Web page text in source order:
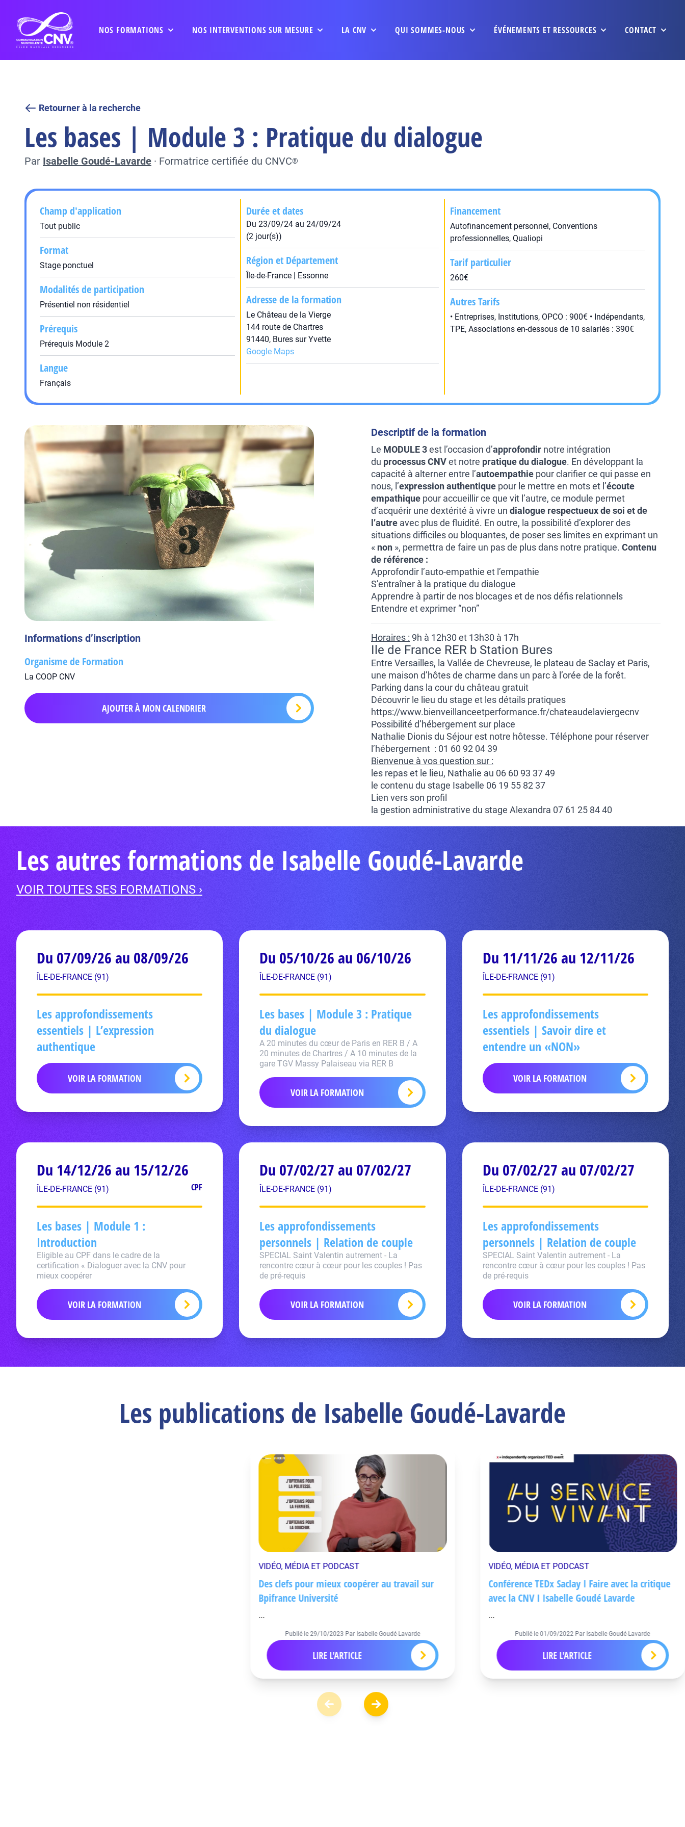
NOS FORMATIONS NOS INTERVENTIONS SUR MESURE LA CNV QUI SOMMES-NOUS ÉVÉNEMENTS ET RESSOURCES CONTACT
Retourner à la recherche
Les bases | Module 3 : Pratique du dialogue
Par Isabelle Goudé-Lavarde · Formatrice certifiée du CNVC®
Champ d'application
Tout public
Format
Stage ponctuel
Modalités de participation
Présentiel non résidentiel
Prérequis
Prérequis Module 2
Langue
Français
Durée et dates
Du 23/09/24 au 24/09/24
(2 jour(s))
Région et Département
Île-de-France | Essonne
Adresse de la formation
Le Château de la Vierge
144 route de Chartres
91440, Bures sur Yvette
Google Maps
Financement
Autofinancement personnel, Conventions
professionnelles, Qualiopi
Tarif particulier
260€
Autres Tarifs
• Entreprises, Institutions, OPCO : 900€ • Indépendants,
TPE, Associations en-dessous de 10 salariés : 390€
Informations d’inscription
Organisme de Formation
La COOP CNV
AJOUTER À MON CALENDRIER
Descriptif de la formation
Le MODULE 3est l’occasion d’approfondir notre intégration
du processus CNVet notre pratique du dialogue. En développant la
capacité à alterner entre l’autoempathie pour clarifier ce qui passe en
nous, l’expression authentique pour le mettre en mots et l’écoute
empathique pour accueillir ce que vit l’autre, ce module permet
d’acquérir une dextérité à vivre un dialogue respectueux de soi et de
l’autre avec plus de fluidité. En outre, la possibilité d’explorer des
situations difficiles ou bloquantes, de poser ses limites en exprimant un
« non », permettra de faire un pas de plus dans notre pratique. Contenu
de référence :
Approfondir l’auto-empathie et l’empathie
S’entraîner à la pratique du dialogue
Apprendre à partir de nos blocages et de nos défis relationnels
Entendre et exprimer “non”
Horaires : 9h à 12h30 et 13h30 à 17h
Ile de France RER b Station Bures
Entre Versailles, la Vallée de Chevreuse, le plateau de Saclay et Paris,
une maison d’hôtes de charme dans un parc à l’orée de la forêt.
Parking dans la cour du château gratuit
Découvrir le lieu du stage et les détails pratiques
https://www.bienveillanceetperformance.fr/chateaudelaviergecnv
Possibilité d’hébergement sur place
Nathalie Dionis du Séjour est notre hôtesse. Téléphone pour réserver
l’hébergement : 01 60 92 04 39
Bienvenue à vos question sur :
les repas et le lieu, Nathalie au 06 60 93 37 49
le contenu du stage Isabelle 06 19 55 82 37
Lien vers son profil
la gestion administrative du stage Alexandra 07 61 25 84 40
Les autres formations de Isabelle Goudé-Lavarde
VOIR TOUTES SES FORMATIONS ›
Du 07/09/26 au 08/09/26
ÎLE-DE-FRANCE (91)
Les approfondissements
essentiels | L’expression
authentique
VOIR LA FORMATION
Du 05/10/26 au 06/10/26
ÎLE-DE-FRANCE (91)
Les bases | Module 3 : Pratique
du dialogue
A 20 minutes du cœur de Paris en RER B / A
20 minutes de Chartres / A 10 minutes de la
gare TGV Massy Palaiseau via RER B
VOIR LA FORMATION
Du 11/11/26 au 12/11/26
ÎLE-DE-FRANCE (91)
Les approfondissements
essentiels | Savoir dire et
entendre un «NON»
VOIR LA FORMATION
Du 14/12/26 au 15/12/26
ÎLE-DE-FRANCE (91) CPF
Les bases | Module 1 :
Introduction
Eligible au CPF dans le cadre de la
certification « Dialoguer avec la CNV pour
mieux coopérer
VOIR LA FORMATION
Du 07/02/27 au 07/02/27
ÎLE-DE-FRANCE (91)
Les approfondissements
personnels | Relation de couple
SPECIAL Saint Valentin autrement - La
rencontre cœur à cœur pour les couples ! Pas
de pré-requis
VOIR LA FORMATION
Du 07/02/27 au 07/02/27
ÎLE-DE-FRANCE (91)
Les approfondissements
personnels | Relation de couple
SPECIAL Saint Valentin autrement - La
rencontre cœur à cœur pour les couples ! Pas
de pré-requis
VOIR LA FORMATION
Les publications de Isabelle Goudé-Lavarde
VIDÉO, MÉDIA ET PODCAST
Des clefs pour mieux coopérer au travail sur
Bpifrance Université
...
Publié le29/10/2023 Par Isabelle Goudé-Lavarde
LIRE L'ARTICLE
VIDÉO, MÉDIA ET PODCAST
Conférence TEDx Saclay I Faire avec la critique
avec la CNV I Isabelle Goudé Lavarde
...
Publié le01/09/2022 Par Isabelle Goudé-Lavarde
LIRE L'ARTICLE